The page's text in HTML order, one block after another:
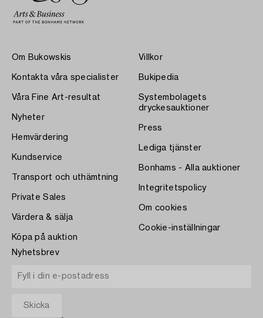
Om Bukowskis
Kontakta våra specialister
Våra Fine Art-resultat
Nyheter
Hemvärdering
Kundservice
Transport och uthämtning
Private Sales
Värdera & sälja
Köpa på auktion
Villkor
Bukipedia
Systembolagets
dryckesauktioner
Press
Lediga tjänster
Bonhams - Alla auktioner
Integritetspolicy
Om cookies
Cookie-inställningar
Nyhetsbrev